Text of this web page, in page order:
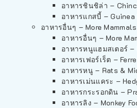
อาหารชินชิล่า –
อาหารแกสบี้ – Guinea
อาหารอื่นๆ – More
อาหารอื่นๆ – More
อาหารหนูแฮมสเตอร์ –
อาหารเฟอร์เร็ต –
อาหารหนู – Rats &
อาหารเม่นแคระ –
อาหารกระรอกดิน –
อาหารลิง – Monkey